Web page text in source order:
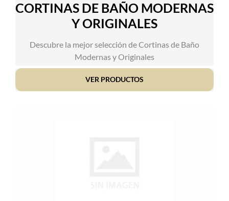
CORTINAS DE BAÑO MODERNAS
Y ORIGINALES
Descubre la mejor selección de Cortinas de Baño
Modernas y Originales
VER PRODUCTOS